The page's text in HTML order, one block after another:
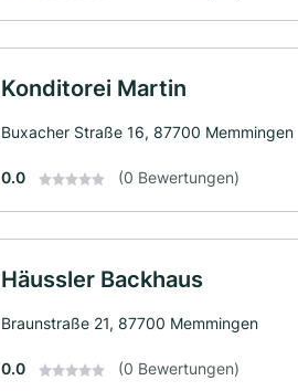
Konditorei Martin
Buxacher Straße 16, 87700 Memmingen
0.0 (0 Bewertungen)
Häussler Backhaus
Braunstraße 21, 87700 Memmingen
0.0 (0 Bewertungen)